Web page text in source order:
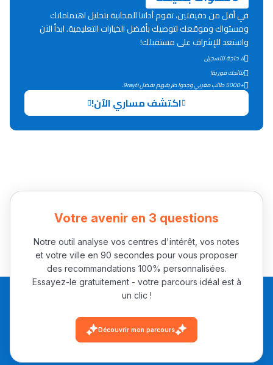
التعليم الثانوي التأهيلي
Collège au Maroc
Interviews/Vidéos
+ de 89 Interviews/Vidéos
في أقل من دقيقتين، تقوم أداتنا المجانية بتحليل اهتماماتك
ومستواك وموقعك لتوصيك بأفضل الخيارات التعليمية. ابدأ الآن
واستعد للإشراف على مستقبلك!
لا حاجة للتسجيل
نتائجك فورية!
+5000 طالب مغربي وجدوا طريقهم بفضل 9rayti.
اكتشف مساري الآن!
Votre avenir en 3 questions
Notre outil analyse vos centres d'intérêt, vos notes
et votre ville en 90 secondes pour vous proposer
des recommandations 100% personnalisées.
Essayez-le gratuitement - votre parcours idéal est à
un clic !
Découvrir mon parcours